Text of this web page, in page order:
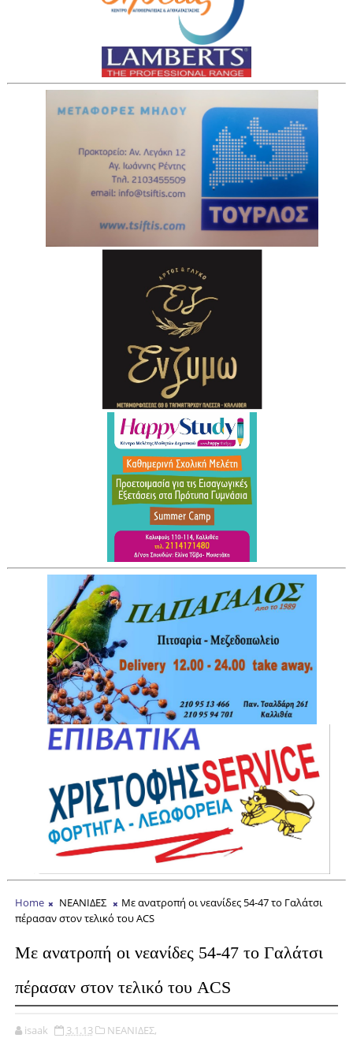
Home ΝΕΑΝΙΔΕΣ
Με ανατροπή οι νεανίδες 54-47 το Γαλάτσι
πέρασαν στον τελικό του ACS
Με ανατροπή οι νεανίδες 54-47 το Γαλάτσι
πέρασαν στον τελικό του ACS
isaak 3.1.13 ΝΕΑΝΙΔΕΣ,